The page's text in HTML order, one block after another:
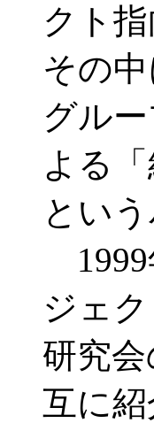
クト
その
グル
よる
とい
1999
ジェ
研究
互に